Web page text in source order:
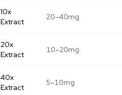
10x
Extract
20–40mg
20x
Extract
10–20mg
40x
Extract
5–10mg